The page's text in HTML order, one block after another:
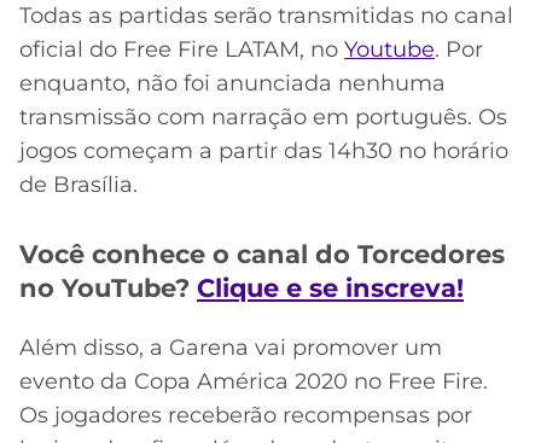
Todas as partidas serão transmitidas no canal
oficial do Free Fire LATAM, no Youtube. Por
enquanto, não foi anunciada nenhuma
transmissão com narração em português. Os
jogos começam a partir das 14h30 no horário
de Brasília.
Você conhece o canal do Torcedores
no YouTube? Clique e se inscreva!
Além disso, a Garena vai promover um
evento da Copa América 2020 no Free Fire.
Os jogadores receberão recompensas por